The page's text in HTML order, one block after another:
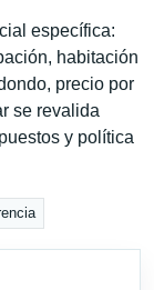
específica:
habitación
precio por
se revalida
y política